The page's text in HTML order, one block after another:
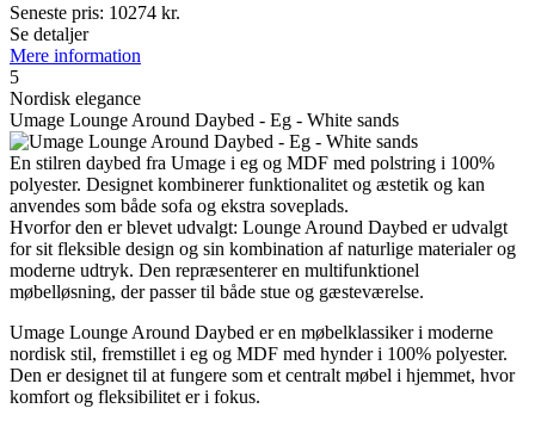
Seneste pris: 10274 kr.
Se detaljer
Mere information
5
Nordisk elegance
Umage Lounge Around Daybed - Eg - White sands
En stilren daybed fra Umage i eg og MDF med polstring i 100%
polyester. Designet kombinerer funktionalitet og æstetik og kan
anvendes som både sofa og ekstra soveplads.
Hvorfor den er blevet udvalgt: Lounge Around Daybed er udvalgt
for sit fleksible design og sin kombination af naturlige materialer og
moderne udtryk. Den repræsenterer en multifunktionel
møbelløsning, der passer til både stue og gæsteværelse.
Umage Lounge Around Daybed er en møbelklassiker i moderne
nordisk stil, fremstillet i eg og MDF med hynder i 100% polyester.
Den er designet til at fungere som et centralt møbel i hjemmet, hvor
komfort og fleksibilitet er i fokus.